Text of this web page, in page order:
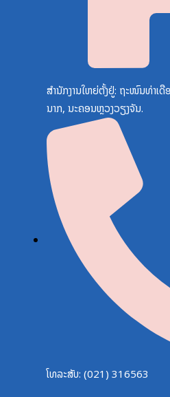
ສຳນັກງານໃຫຍ່ຕັ້ງຢູ່: ຖະໜົນທ່າເ
ນາກ, ນະຄອນຫຼວງວຽງຈັນ.
ໂທລະສັບ: (021) 316563